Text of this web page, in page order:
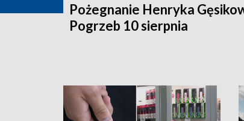
Pożegnanie Henryka
Pogrzeb 10 sierpnia